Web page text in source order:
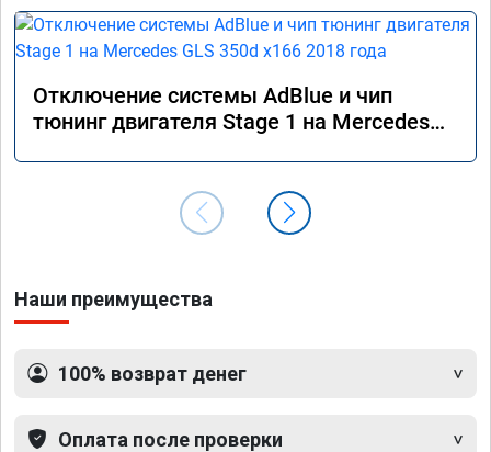
Отключение системы AdBlue и чип
тюнинг двигателя Stage 1 на Mercedes
Наши преимущества
100% возврат денег
Оплата после проверки